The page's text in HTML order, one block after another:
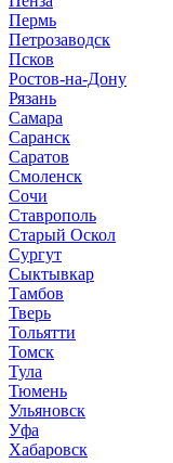
Пермь
Петрозаводск
Псков
Ростов-на-Дону
Рязань
Самара
Саранск
Саратов
Смоленск
Сочи
Ставрополь
Старый Оскол
Сургут
Сыктывкар
Тамбов
Тверь
Тольятти
Томск
Тула
Тюмень
Ульяновск
Уфа
Хабаровск